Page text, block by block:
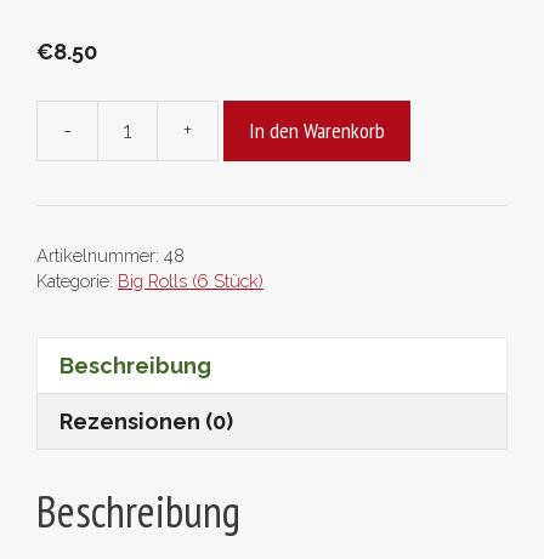
€8.50
-
Tatsu
Menge
+ In den Warenkorb
Artikelnummer: 48
Kategorie: Big Rolls (6 Stück)
Beschreibung
Rezensionen (0)
Beschreibung